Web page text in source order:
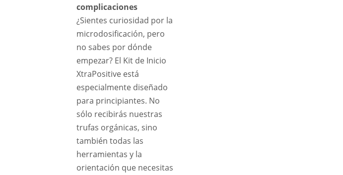
complicaciones
¿Sientes curiosidad por la
microdosificación, pero
no sabes por dónde
empezar? El Kit de Inicio
XtraPositive está
especialmente diseñado
para principiantes. No
sólo recibirás nuestras
trufas orgánicas, sino
también todas las
herramientas y la
orientación que necesitas